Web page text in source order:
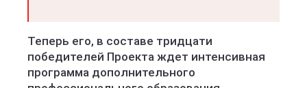
Теперь его, в составе тридцати
победителей Проекта ждет интенсивная
программа дополнительного